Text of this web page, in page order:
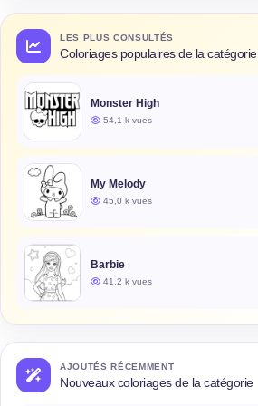
LES PLUS CONSULTÉS
Coloriages populaires de la catégorie
Monster High
54,1 k vues
My Melody
45,0 k vues
Barbie
41,2 k vues
AJOUTÉS RÉCEMMENT
Nouveaux coloriages de la catégorie